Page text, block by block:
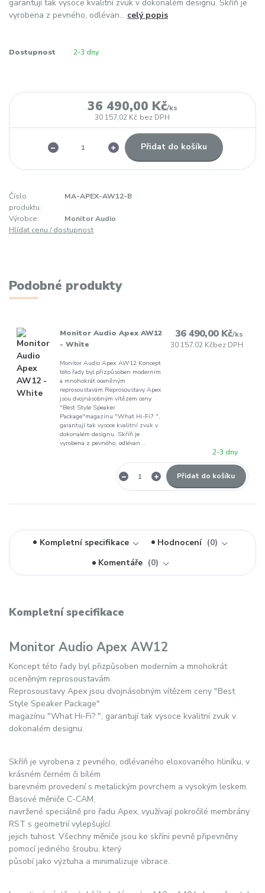
garantují tak vysoce kvalitní zvuk v dokonalém designu. Skříň je
vyrobena z pevného, odlévan... celý popis
Dostupnost 2-3 dny
36 490,00 Kč/ks
30 157,02 Kč bez DPH
Přidat do košíku
Číslo
produktu:
MA-APEX-AW12-B
Výrobce:
Monitor Audio
Hlídat cenu / dostupnost
Podobné produkty
Monitor Audio Apex AW12
- White
Monitor Audio Apex AW12 Koncept
této řady byl přizpůsoben moderním
a mnohokrát oceněným
reprosoustavám.Reprosoustavy Apex
jsou dvojnásobným vítězem ceny
"Best Style Speaker
Package"magazínu "What Hi-Fi? ",
garantují tak vysoce kvalitní zvuk v
dokonalém designu. Skříň je
vyrobena z pevného, odlévan...
36 490,00 Kč/ks
30 157,02 Kčbez DPH
2-3 dny
Přidat do košíku
Kompletní specifikace Hodnocení
0
Komentáře
0
Kompletní specifikace
Monitor Audio Apex AW12
Koncept této řady byl přizpůsoben moderním a mnohokrát
oceněným reprosoustavám.
Reprosoustavy Apex jsou dvojnásobným vítězem ceny "Best
Style Speaker Package"
magazínu "What Hi-Fi? ", garantují tak vysoce kvalitní zvuk v
dokonalém designu.
Skříň je vyrobena z pevného, odlévaného eloxovaného hliníku, v
krásném černém či bílém
barevném provedení s metalickým povrchem a vysokým leskem.
Basové měniče C-CAM,
navržené speciálně pro řadu Apex, využívají pokročilé membrány
RST s geometrií vylepšující
jejich tuhost. Všechny měniče jsou ke skříni pevně připevněny
pomocí jediného šroubu, který
působí jako výztuha a minimalizuje vibrace.